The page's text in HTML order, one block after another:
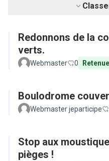
Redonnons de la
verts.
Webmaster 0 Retenue
Boulodrome
Webmaster jeparticipe
Stop aux
pièges !